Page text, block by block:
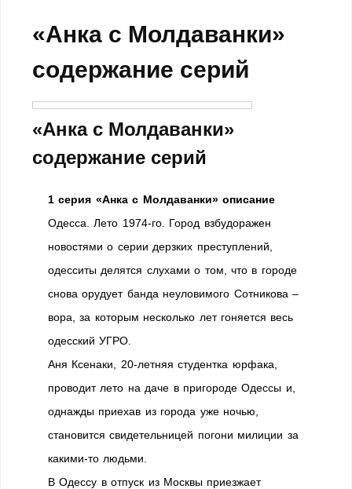
«Анка с Молдаванки»
содержание серий
«Анка с Молдаванки»
содержание серий
1 серия «Анка с Молдаванки» описание
Одесса. Лето 1974-го. Город взбудоражен
новостями о серии дерзких преступлений,
одесситы делятся слухами о том, что в городе
снова орудует банда неуловимого Сотникова –
вора, за которым несколько лет гоняется весь
одесский УГРО.
Аня Ксенаки, 20-летняя студентка юрфака,
проводит лето на даче в пригороде Одессы и,
однажды приехав из города уже ночью,
становится свидетельницей погони милиции за
какими-то людьми.
В Одессу в отпуск из Москвы приезжает